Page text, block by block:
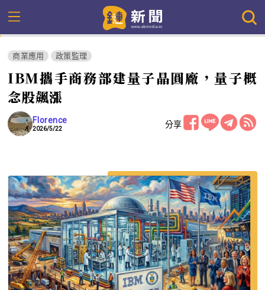
商業應用 政策監理
IBM攜手商務部建量子晶圓廠，量子概
念股飆漲
Florence
2026/5/22 分享